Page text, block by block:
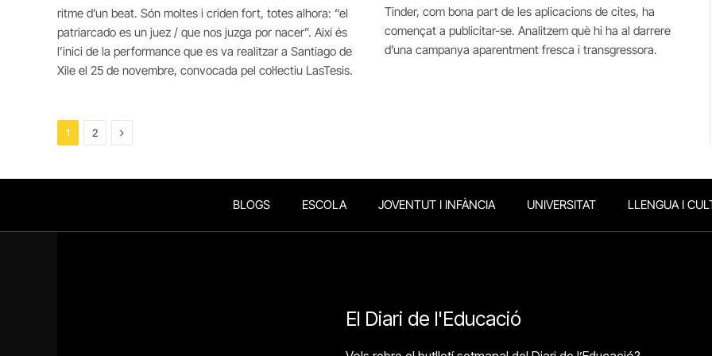
ritme d’un beat. Són moltes i criden fort, totes alhora: “el
patriarcado es un juez / que nos juzga por nacer”. Així és
l’inici de la performance que es va realitzar a Santiago de
Xile el 25 de novembre, convocada pel col·lectiu LasTesis.
Tinder, com bona part de les aplicacions de cites, ha
començat a publicitar-se. Analitzem què hi ha al darrere
d’una campanya aparentment fresca i transgressora.
1 2 Next
BLOGS ESCOLA JOVENTUT I INFÀNCIA UNIVERSITAT LLENGUA I